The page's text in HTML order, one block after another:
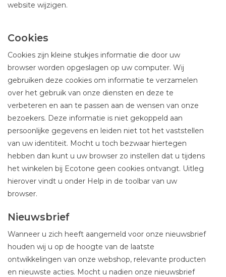
website wijzigen.
Cookies
Cookies zijn kleine stukjes informatie die door uw
browser worden opgeslagen op uw computer. Wij
gebruiken deze cookies om informatie te verzamelen
over het gebruik van onze diensten en deze te
verbeteren en aan te passen aan de wensen van onze
bezoekers. Deze informatie is niet gekoppeld aan
persoonlijke gegevens en leiden niet tot het vaststellen
van uw identiteit. Mocht u toch bezwaar hiertegen
hebben dan kunt u uw browser zo instellen dat u tijdens
het winkelen bij Ecotone geen cookies ontvangt. Uitleg
hierover vindt u onder Help in de toolbar van uw
browser.
Nieuwsbrief
Wanneer u zich heeft aangemeld voor onze nieuwsbrief
houden wij u op de hoogte van de laatste
ontwikkelingen van onze webshop, relevante producten
en nieuwste acties. Mocht u nadien onze nieuwsbrief